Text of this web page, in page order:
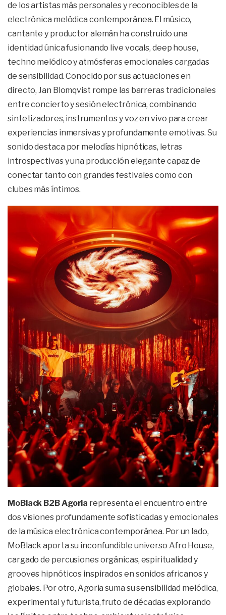
de los artistas más personales y reconocibles de la
electrónica melódica contemporánea. El músico,
cantante y productor alemán ha construido una
identidad única fusionando live vocals, deep house,
techno melódico y atmósferas emocionales cargadas
de sensibilidad. Conocido por sus actuaciones en
directo, Jan Blomqvist rompe las barreras tradicionales
entre concierto y sesión electrónica, combinando
sintetizadores, instrumentos y voz en vivo para crear
experiencias inmersivas y profundamente emotivas. Su
sonido destaca por melodías hipnóticas, letras
introspectivas y una producción elegante capaz de
conectar tanto con grandes festivales como con
clubes más íntimos.
MoBlack B2B Agoria representa el encuentro entre
dos visiones profundamente sofisticadas y emocionales
de la música electrónica contemporánea. Por un lado,
MoBlack aporta su inconfundible universo Afro House,
cargado de percusiones orgánicas, espiritualidad y
grooves hipnóticos inspirados en sonidos africanos y
globales. Por otro, Agoria suma su sensibilidad melódica,
experimental y futurista, fruto de décadas explorando